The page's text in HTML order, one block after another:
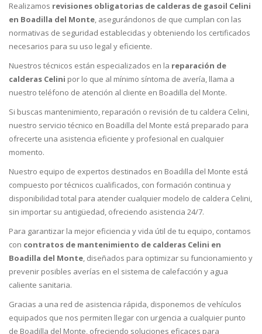
Realizamos revisiones obligatorias de calderas de gasoil Celini
en Boadilla del Monte, asegurándonos de que cumplan con las
normativas de seguridad establecidas y obteniendo los certificados
necesarios para su uso legal y eficiente.
Nuestros técnicos están especializados en la reparación de
calderas Celini por lo que al mínimo síntoma de avería, llama a
nuestro teléfono de atención al cliente en Boadilla del Monte.
Si buscas mantenimiento, reparación o revisión de tu caldera Celini,
nuestro servicio técnico en Boadilla del Monte está preparado para
ofrecerte una asistencia eficiente y profesional en cualquier
momento.
Nuestro equipo de expertos destinados en Boadilla del Monte está
compuesto por técnicos cualificados, con formación continua y
disponibilidad total para atender cualquier modelo de caldera Celini,
sin importar su antigüedad, ofreciendo asistencia 24/7.
Para garantizar la mejor eficiencia y vida útil de tu equipo, contamos
con contratos de mantenimiento de calderas Celini en
Boadilla del Monte, diseñados para optimizar su funcionamiento y
prevenir posibles averías en el sistema de calefacción y agua
caliente sanitaria.
Gracias a una red de asistencia rápida, disponemos de vehículos
equipados que nos permiten llegar con urgencia a cualquier punto
de Boadilla del Monte, ofreciendo soluciones eficaces para